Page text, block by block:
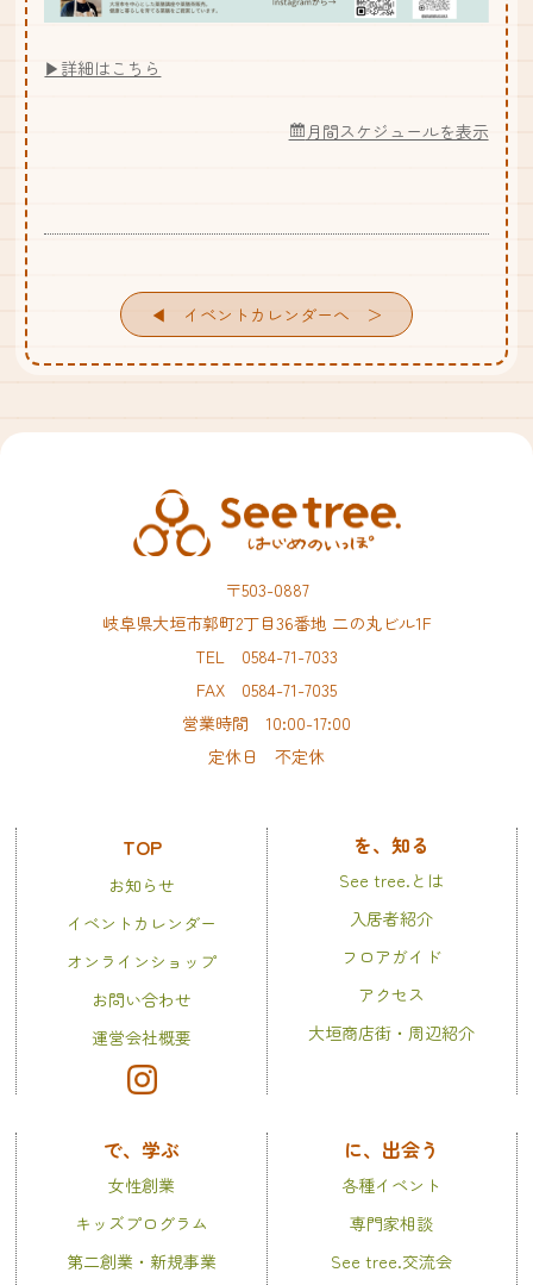
▶詳細はこちら
月間スケジュールを表示
◀︎ イベントカレンダーへ
〒503-0887
岐阜県大垣市郭町2丁目36番地 二の丸ビル1F
TEL 0584-71-7033
FAX 0584-71-7035
営業時間 10:00-17:00
定休日 不定休
TOP
お知らせ
イベントカレンダー
オンラインショップ
お問い合わせ
運営会社概要
を、知る
See tree.とは
入居者紹介
フロアガイド
アクセス
大垣商店街・周辺紹介
で、学ぶ
女性創業
キッズプログラム
第二創業・新規事業
に、出会う
各種イベント
専門家相談
See tree.交流会